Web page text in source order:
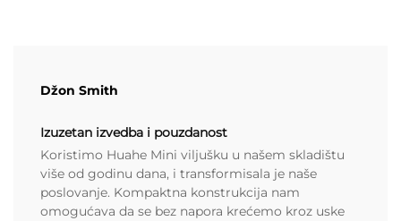
Džon Smith
Izuzetan izvedba i pouzdanost
Koristimo Huahe Mini viljušku u našem skladištu
više od godinu dana, i transformisala je naše
poslovanje. Kompaktna konstrukcija nam
omogućava da se bez napora krećemo kroz uske